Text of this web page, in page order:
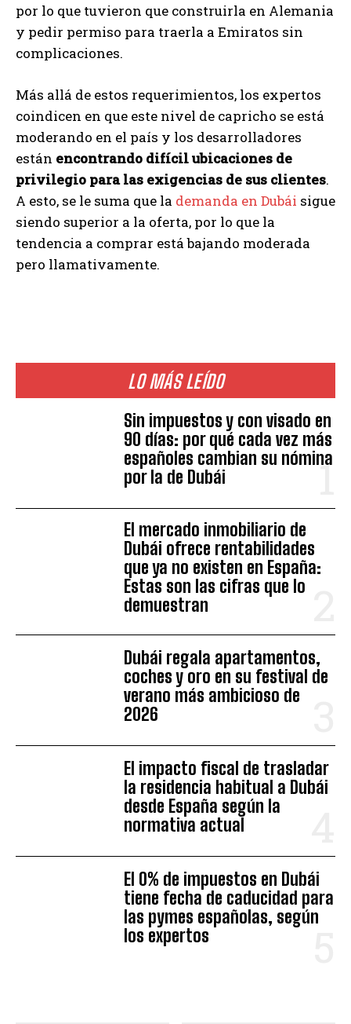
LO MÁS LEÍDO
Sin impuestos y con visado en
90 días: por qué cada vez más
españoles cambian su nómina
por la de Dubái
El mercado inmobiliario de
Dubái ofrece rentabilidades
que ya no existen en España:
Estas son las cifras que lo
demuestran
Dubái regala apartamentos,
coches y oro en su festival de
verano más ambicioso de
2026
El impacto fiscal de trasladar
la residencia habitual a Dubái
desde España según la
normativa actual
El 0% de impuestos en Dubái
tiene fecha de caducidad para
las pymes españolas, según
los expertos
por lo que tuvieron que construirla en Alemania
y pedir permiso para traerla a Emiratos sin
complicaciones.
Más allá de estos requerimientos, los expertos
coindicen en que este nivel de capricho se está
moderando en el país y los desarrolladores
están encontrando difícil ubicaciones de
privilegio para las exigencias de sus clientes.
A esto, se le suma que la demanda en Dubái sigue
siendo superior a la oferta, por lo que la
tendencia a comprar está bajando moderada
pero llamativamente.